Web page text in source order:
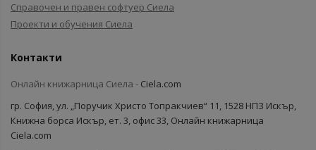
Справочен и правен софтуер Сиела
Проекти и обучения Сиела
Контакти
Онлайн книжарница Сиела - Ciela.com
гр. София, ул. „Поручик Христо Топракчиев“ 11, 1528 НПЗ Искър,
Книжна борса Искър, ет. 3, офис 33, Онлайн книжарница
Ciela.com